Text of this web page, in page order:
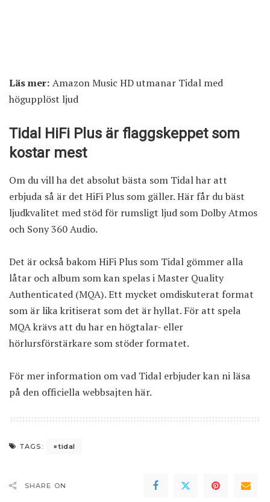
Läs mer: Amazon Music HD utmanar Tidal med
högupplöst ljud
Tidal HiFi Plus är flaggskeppet som
kostar mest
Om du vill ha det absolut bästa som Tidal har att
erbjuda så är det HiFi Plus som gäller. Här får du bäst
ljudkvalitet med stöd för rumsligt ljud som Dolby Atmos
och Sony 360 Audio.
Det är också bakom HiFi Plus som Tidal gömmer alla
låtar och album som kan spelas i Master Quality
Authenticated (MQA). Ett mycket omdiskuterat format
som är lika kritiserat som det är hyllat. För att spela
MQA krävs att du har en högtalar- eller
hörlursförstärkare som stöder formatet.
För mer information om vad Tidal erbjuder kan ni läsa
på den officiella webbsajten här.
TAGS: tidal
SHARE ON